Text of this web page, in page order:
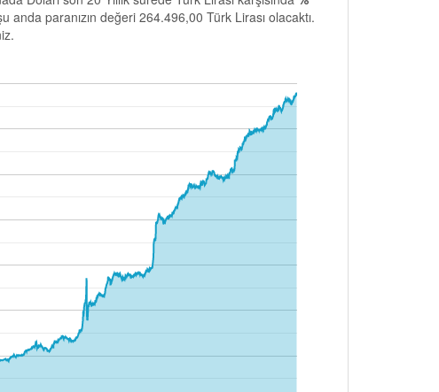
anda paranızın değeri 264.496,00 Türk Lirası olacaktı.